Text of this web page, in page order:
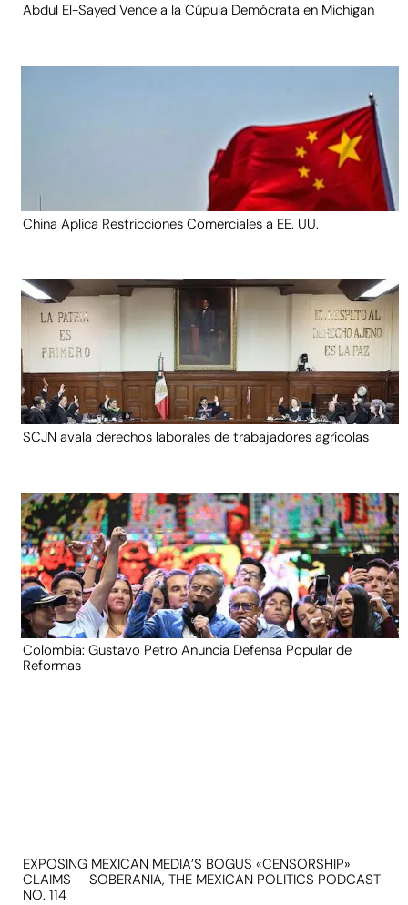
Abdul El-Sayed Vence a la Cúpula Demócrata en Michigan
China Aplica Restricciones Comerciales a EE. UU.
SCJN avala derechos laborales de trabajadores agrícolas
Colombia: Gustavo Petro Anuncia Defensa Popular de
Reformas
EXPOSING MEXICAN MEDIA’S BOGUS «CENSORSHIP»
CLAIMS — SOBERANIA, THE MEXICAN POLITICS PODCAST —
NO. 114